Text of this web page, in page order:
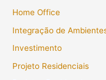
Home Office
Integração de
Investimento
Projeto Residenciais